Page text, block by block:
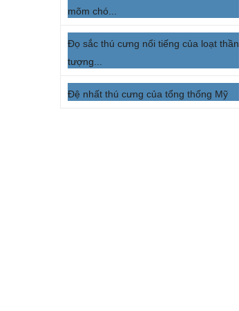
mõm chó...
Đọ sắc thú cưng nổi tiếng của loạt thần
tượng...
Đệ nhất thú cưng của tổng thống Mỹ